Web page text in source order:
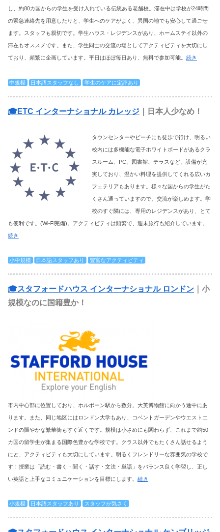
し、約80カ国からの学生を受け入れている伝統ある老舗校。滞在中は学校が24時間
の緊急連絡先を用意したりと、学生へのケアがよく、異国の地でも安心して過ごせ
ます。スタッフも親切です。学生ハウス・レジデンスがあり、ホームステイ以外の
滞在もオススメです。また、学生同士の交流の場としてアクティビティを大切にし
ており、頻繁に企画しています。平日はほぼ毎日あり、無料で参加可能。 続き
中規模 日本語スタッフなし 学生のケアに定評あり
🎓ETC インターナショナル カレッジ ｜日本人少なめ！
タウンセンターやビーチにも徒歩で行け、明るい
校内には多機能な電子ホワイトボードがあるクラ
スルーム、PC、図書館、テラスなど、設備が充
実しており、温かい料理を提供してくれる広いカ
フェテリアもあります。様々な国からの学生がた
くさん通っていますので、交流が楽しめます。学
校のすぐ隣には、専用のレジデンスがあり、とて
も便利です。(Wi-Fi完備)。アクティビティは頻繁で、週末旅行も紹介しています。
続き
小中規模 日本語スタッフあり 豊富なアクティビティ
🎓スタフォードハウス インターナショナル ロンドン ｜小
規模なのに国籍豊か！
市内中心部に位置しており、ホルボーン駅から数分。大英博物館に向かう途中にあ
ります。また、同じ地区にはロンドン大学もあり、コベントガーデンやウエストエ
ンドの賑やかな繁華街もすぐ近くです。規模は小さめにも関わらず、これまで約50
カ国の留学生が集まる国際色豊かな学校です。クラス以外でもたくさん話せるよう
にと、アクティビティも大切にしています。明るくフレンドリーな雰囲気の学校で
す！授業は「読む・書く・聞く・話す・文法・単語」をバランス良く学習し、正し
い英語と上手なコミュニケーションを目標にします。 続き
小規模 日本語スタッフあり スタッフが気さく